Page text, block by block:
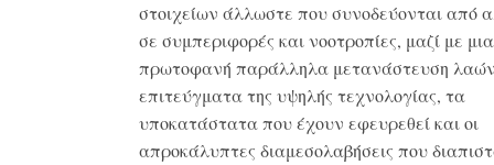
στοιχείων άλλωστε που συνοδεύονται από
σε συμπεριφορές και νοοτροπίες, μαζί με μια
πρωτοφανή παράλληλα μετανάστευση
επιτεύγματα της υψηλής τεχνολογίας, τα
υποκατάστατα που έχουν εφευρεθεί και οι
απροκάλυπτες διαμεσολαβήσεις που